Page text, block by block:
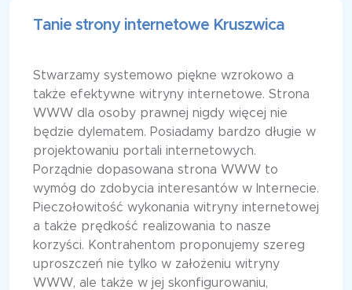
Tanie strony internetowe Kruszwica
Stwarzamy systemowo piękne wzrokowo a
także efektywne witryny internetowe. Strona
WWW dla osoby prawnej nigdy więcej nie
będzie dylematem. Posiadamy bardzo długie w
projektowaniu portali internetowych.
Porządnie dopasowana strona WWW to
wymóg do zdobycia interesantów w Internecie.
Pieczołowitość wykonania witryny internetowej
a także prędkość realizowania to nasze
korzyści. Kontrahentom proponujemy szereg
uproszczeń nie tylko w założeniu witryny
WWW, ale także w jej skonfigurowaniu,